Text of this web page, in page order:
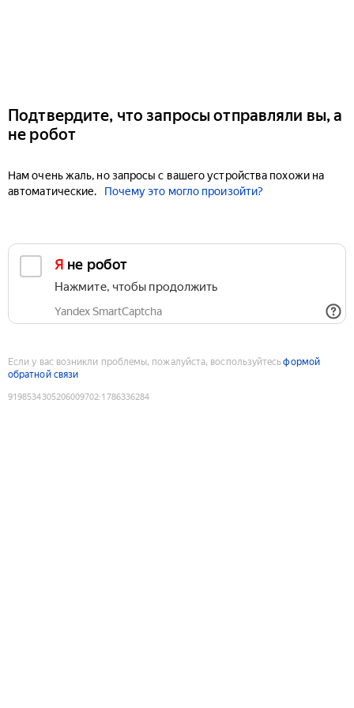
Подтвердите, что запросы отправляли вы, а
не робот
Нам очень жаль, но запросы с вашего устройства похожи на
автоматические.
Почему это могло произойти?
Я не робот
Нажмите, чтобы продолжить
Yandex SmartCaptcha
Если у вас возникли проблемы, пожалуйста, воспользуйтесьформой
обратной связи
9198534305206009702:1786336284